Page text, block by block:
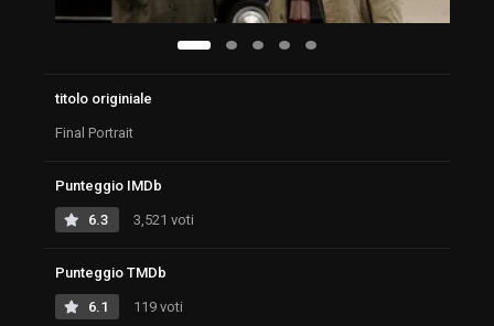
titolo originiale
Final Portrait
Punteggio IMDb
6.3 3,521 voti
Punteggio TMDb
6.1 119 voti